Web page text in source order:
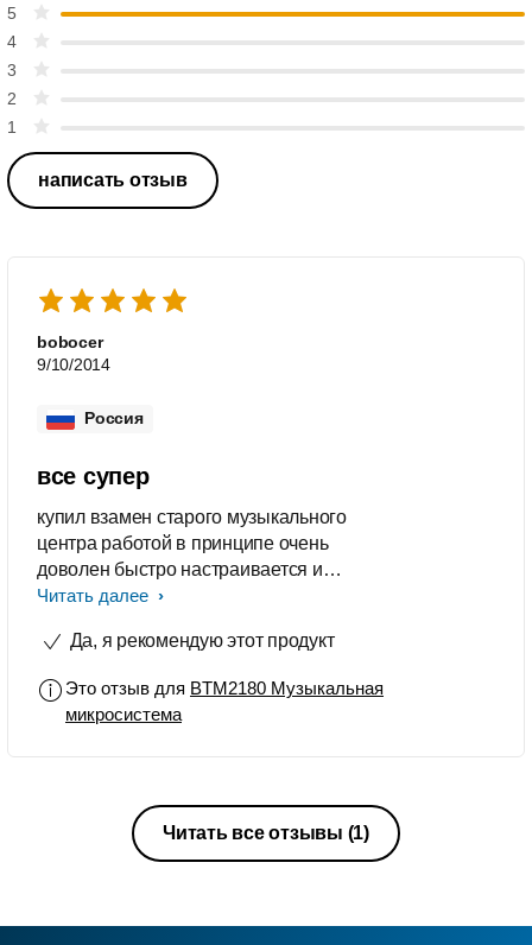
5
4
3
2
1
написать отзыв
bobocer
9/10/2014
Россия
все супер
купил взамен старого музыкального
центра работой в принципе очень
доволен быстро настраивается и
связывается по блютузу для меня
недостатков я не нашел
Читать далее
Да, я рекомендую этот продукт
Это отзыв для BTM2180 Музыкальная
микросистема
Читать все отзывы (1)